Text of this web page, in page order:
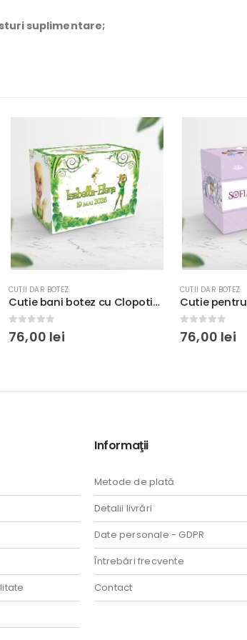
suplimentare;
CUTII DAR BOTEZ
Cutie pentru plicuri botez Printesa Sofia, 33x23x23cm, carton lucios 300g
0out of 5
76,00 lei
CUTII DAR BOTEZ
0out of 5
76,00 lei
Informaţii
Metode de plată
Detalii livrări
Date personale - GDPR
Întrebări frecvente
Contact